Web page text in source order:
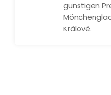
günstigen
Králové.